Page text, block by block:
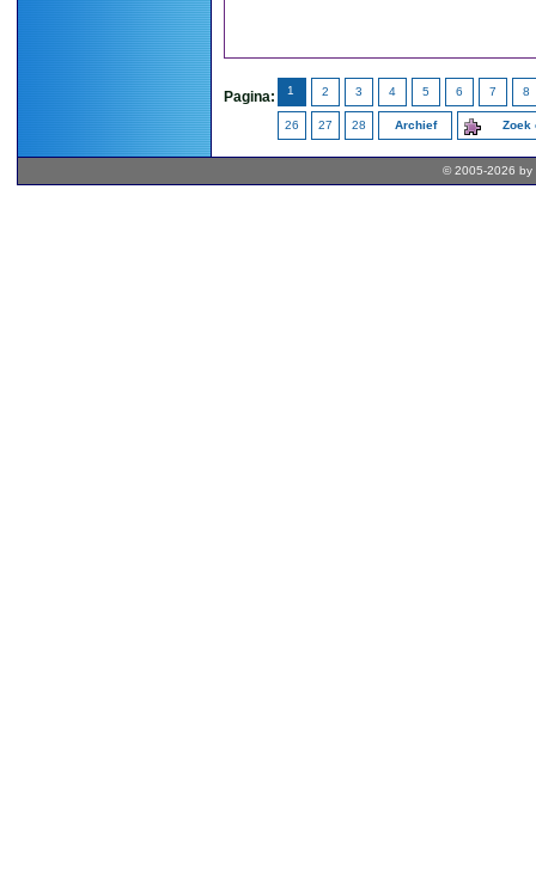
Pagina: 1 2 3 4 5 6 7 8
26 27 28 Archief Zoek
© 2005-2026 by